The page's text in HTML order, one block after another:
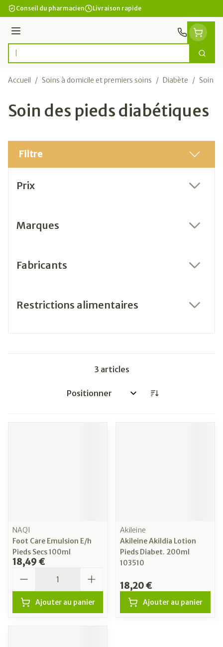
Aller au contenu
Conseil du pharmacien Livraison rapide
Menu
Rechercher
Accueil / Soins à domicile et premiers soins / Diabète / Soin
Soin des pieds diabétiques
Filtre
Prix
Marques
Fabricants
Restrictions alimentaires
3 articles
Trier par:
NAQI
Foot Care Emulsion E/h
Pieds Secs 100ml
18,49 €
Ajouter au panier
Akileine
Akileine Akildia Lotion
Pieds Diabet. 200ml
103510
18,20 €
Ajouter au panier